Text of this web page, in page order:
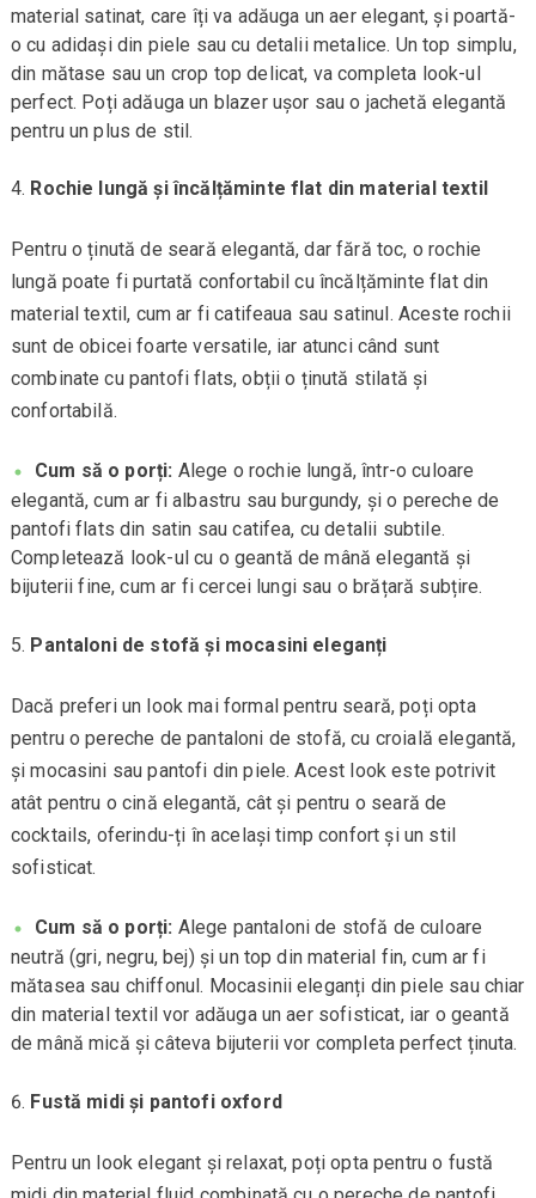
material satinat, care îți va adăuga un aer elegant, și poartă-
o cu adidași din piele sau cu detalii metalice. Un top simplu,
din mătase sau un crop top delicat, va completa look-ul
perfect. Poți adăuga un blazer ușor sau o jachetă elegantă
pentru un plus de stil.
Rochie lungă și încălțăminte flat din material textil
Pentru o ținută de seară elegantă, dar fără toc, o rochie
lungă poate fi purtată confortabil cu încălțăminte flat din
material textil, cum ar fi catifeaua sau satinul. Aceste rochii
sunt de obicei foarte versatile, iar atunci când sunt
combinate cu pantofi flats, obții o ținută stilată și
confortabilă.
Cum să o porți: Alege o rochie lungă, într-o culoare
elegantă, cum ar fi albastru sau burgundy, și o pereche de
pantofi flats din satin sau catifea, cu detalii subtile.
Completează look-ul cu o geantă de mână elegantă și
bijuterii fine, cum ar fi cercei lungi sau o brățară subțire.
Pantaloni de stofă și mocasini eleganți
Dacă preferi un look mai formal pentru seară, poți opta
pentru o pereche de pantaloni de stofă, cu croială elegantă,
și mocasini sau pantofi din piele. Acest look este potrivit
atât pentru o cină elegantă, cât și pentru o seară de
cocktails, oferindu-ți în același timp confort și un stil
sofisticat.
Cum să o porți: Alege pantaloni de stofă de culoare
neutră (gri, negru, bej) și un top din material fin, cum ar fi
mătasea sau chiffonul. Mocasinii eleganți din piele sau chiar
din material textil vor adăuga un aer sofisticat, iar o geantă
de mână mică și câteva bijuterii vor completa perfect ținuta.
Fustă midi și pantofi oxford
Pentru un look elegant și relaxat, poți opta pentru o fustă